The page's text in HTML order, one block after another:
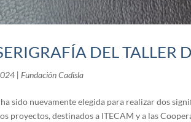
DEL TALLER
| Fundación Cadisla
sido nuevamente elegida para realizar dos
proyectos, destinados a ITECAM y a las